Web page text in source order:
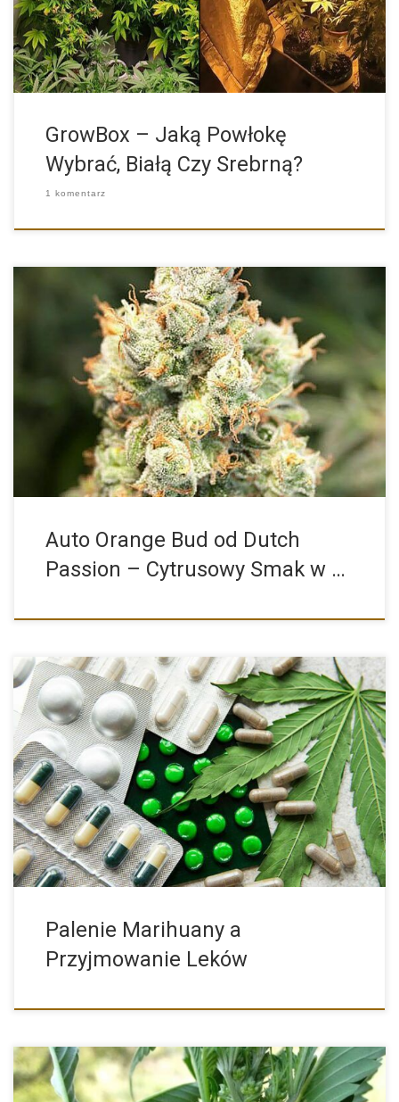
GrowBox – Jaką Powłokę
Wybrać, Białą Czy Srebrną?
1 komentarz
Auto Orange Bud od Dutch Passion to istna gratka dla […]
Auto Orange Bud od Dutch
Passion – Cytrusowy Smak w …
Palenie marihuany cieszy się coraz większą popularnością.
Nierzadko jest ona […]
Palenie Marihuany a
Przyjmowanie Leków